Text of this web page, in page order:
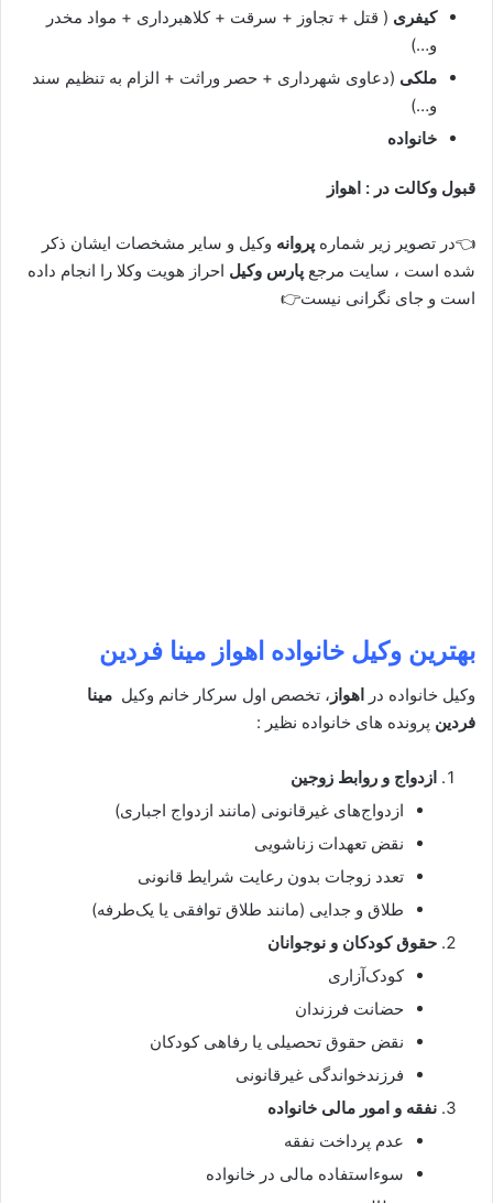
کیفری ( قتل + تجاوز + سرقت + کلاهبرداری + مواد مخدر
و…)
ملکی (دعاوی شهرداری + حصر وراثت + الزام به تنظیم سند
و…)
خانواده
قبول وکالت در : اهواز
👈در تصویر زیر شماره پروانه وکیل و سایر مشخصات ایشان ذکر
شده است ، سایت مرجع پارس وکیل احراز هویت وکلا را انجام داده
است و جای نگرانی نیست👉
بهترین وکیل خانواده اهواز مینا فردین
وکیل خانواده در اهواز ، تخصص اول سرکار خانم وکیل مینا
فردین پرونده های خانواده نظیر :
ازدواج و روابط زوجین
ازدواج‌های غیرقانونی (مانند ازدواج اجباری)
نقض تعهدات زناشویی
تعدد زوجات بدون رعایت شرایط قانونی
طلاق و جدایی (مانند طلاق توافقی یا یک‌طرفه)
حقوق کودکان و نوجوانان
کودک‌آزاری
حضانت فرزندان
نقض حقوق تحصیلی یا رفاهی کودکان
فرزندخواندگی غیرقانونی
نفقه و امور مالی خانواده
عدم پرداخت نفقه
سوءاستفاده مالی در خانواده